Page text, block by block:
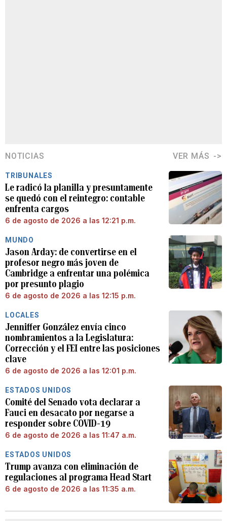
NOTICIAS VER MÁS
TRIBUNALES
Le radicó la planilla y presuntamente
se quedó con el reintegro: contable
enfrenta cargos
6 de agosto de 2026 a las 12:21 p.m.
MUNDO
Jason Arday: de convertirse en el
profesor negro más joven de
Cambridge a enfrentar una polémica
por presunto plagio
6 de agosto de 2026 a las 12:15 p.m.
LOCALES
Jenniffer González envía cinco
nombramientos a la Legislatura:
Corrección y el FEI entre las posiciones
clave
6 de agosto de 2026 a las 12:01 p.m.
ESTADOS UNIDOS
Comité del Senado vota declarar a
Fauci en desacato por negarse a
responder sobre COVID-19
6 de agosto de 2026 a las 11:47 a.m.
ESTADOS UNIDOS
Trump avanza con eliminación de
regulaciones al programa Head Start
6 de agosto de 2026 a las 11:35 a.m.